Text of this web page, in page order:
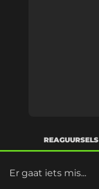
REAGUURSELS
Er gaat iets mis...